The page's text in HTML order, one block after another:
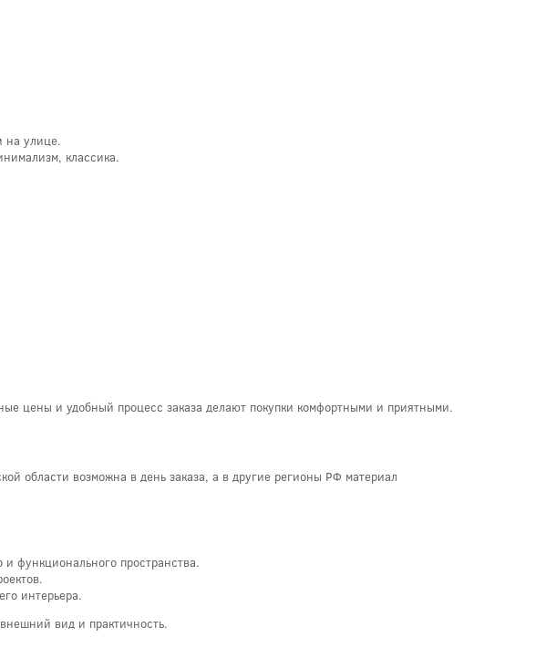
на улице.
классика.
цены и удобный процесс заказа делают покупки комфортными и приятными.
области возможна в день заказа, а в другие регионы РФ материал
функционального пространства.
интерьера.
вид и практичность.